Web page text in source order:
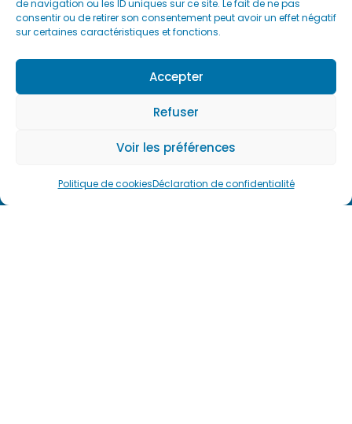
de navigation ou les ID uniques sur ce site. Le fait de ne pas
consentir ou de retirer son consentement peut avoir un effet négatif
sur certaines caractéristiques et fonctions.
Accepter
Refuser
Voir les préférences
Politique de cookiesDéclaration de confidentialité